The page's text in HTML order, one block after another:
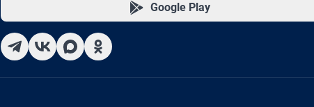
Google Play